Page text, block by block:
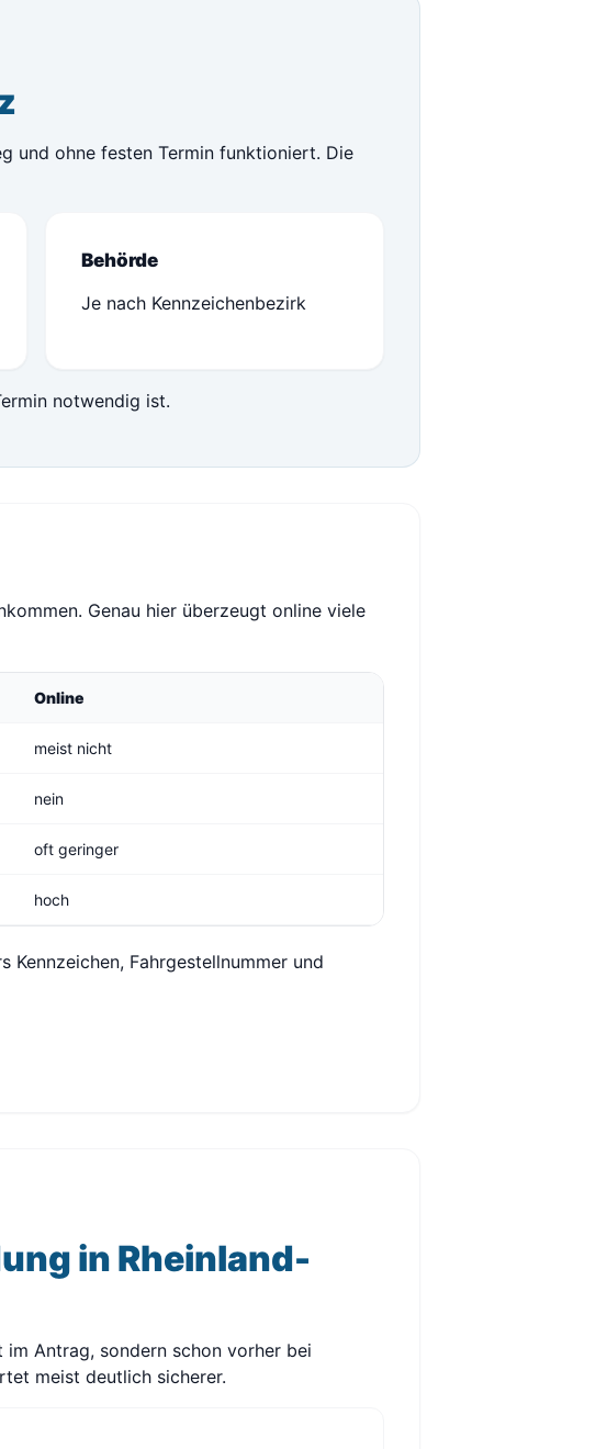
und ohne festen Termin funktioniert. Die
Behörde
Je nach Kennzeichenbezirk
notwendig ist.
Genau hier überzeugt online viele
Online
meist nicht
nein
oft geringer
hoch
Fahrgestellnummer und
in Rheinland-
Antrag, sondern schon vorher bei
meist deutlich sicherer.